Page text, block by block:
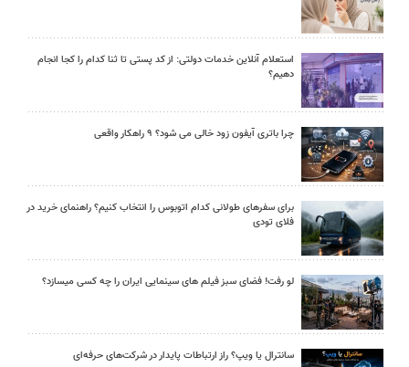
استعلام آنلاین خدمات دولتی: از کد پستی تا ثنا کدام را کجا انجام
دهیم؟
چرا باتری آیفون زود خالی می شود؟ ۹ راهکار واقعی
برای سفرهای طولانی کدام اتوبوس را انتخاب کنیم؟ راهنمای خرید در
فلای تودی
لو رفت! فضای سبز فیلم های سینمایی ایران را چه کسی میسازد؟
سانترال یا ویپ؟ راز ارتباطات پایدار در شرکت‌های حرفه‌ای